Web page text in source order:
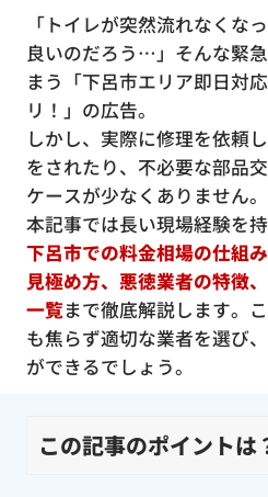
「トイレが突然流れなくな
良いのだろう…」そんな緊
まう「下呂市エリア即日対
リ！」の広告。
しかし、実際に修理を依頼
をされたり、不必要な部品
ケースが少なくありません。
本記事では長い現場経験を
下呂市での料金相場の仕組
見極め方、悪徳業者の特徴
一覧まで徹底解説します。
も焦らず適切な業者を選び
ができるでしょう。
この記事のポイントは